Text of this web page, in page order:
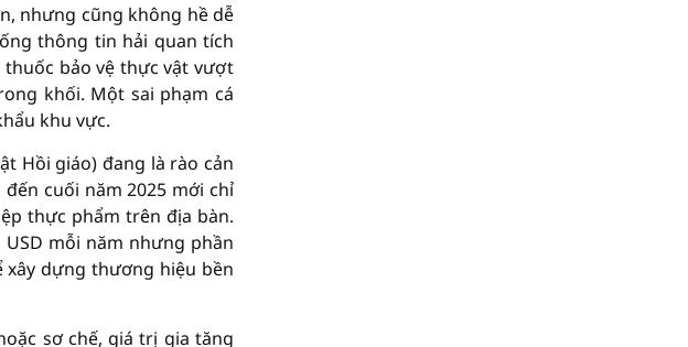
nhưng cũng không hề dễ
thông tin hải quan tích
bảo vệ thực vật vượt
khối. Một sai phạm cá
khu vực.
Hồi giáo) đang là rào cản
cuối năm 2025 mới chỉ
thực phẩm trên địa bàn.
mỗi năm nhưng phần
xây dựng thương hiệu bền
sơ chế, giá trị gia tăng